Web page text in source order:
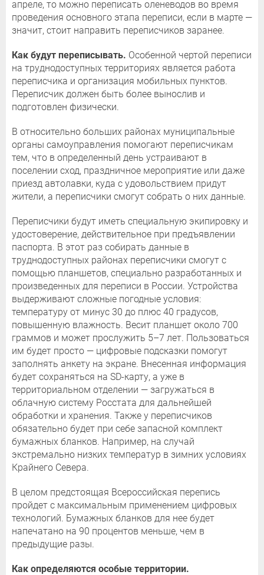
апреле, то можно переписать оленеводов во время
проведения основного этапа переписи, если в марте —
значит, стоит направить переписчиков заранее.
Как будут переписывать. Особенной чертой переписи
на труднодоступных территориях является работа
переписчика и организация мобильных пунктов.
Переписчик должен быть более вынослив и
подготовлен физически.
В относительно больших районах муниципальные
органы самоуправления помогают переписчикам
тем, что в определенный день устраивают в
поселении сход, праздничное мероприятие или даже
приезд автолавки, куда с удовольствием придут
жители, а переписчики смогут собрать о них данные.
Переписчики будут иметь специальную экипировку и
удостоверение, действительное при предъявлении
паспорта. В этот раз собирать данные в
труднодоступных районах переписчики смогут с
помощью планшетов, специально разработанных и
произведенных для переписи в России. Устройства
выдерживают сложные погодные условия:
температуру от минус 30 до плюс 40 градусов,
повышенную влажность. Весит планшет около 700
граммов и может прослужить 5–7 лет. Пользоваться
им будет просто — цифровые подсказки помогут
заполнять анкету на экране. Внесенная информация
будет сохраняться на SD-карту, а уже в
территориальном отделении — загружаться в
облачную систему Росстата для дальнейшей
обработки и хранения. Также у переписчиков
обязательно будет при себе запасной комплект
бумажных бланков. Например, на случай
экстремально низких температур в зимних условиях
Крайнего Севера.
В целом предстоящая Всероссийская перепись
пройдет с максимальным применением цифровых
технологий. Бумажных бланков для нее будет
напечатано на 90 процентов меньше, чем в
предыдущие разы.
Как определяются особые территории.